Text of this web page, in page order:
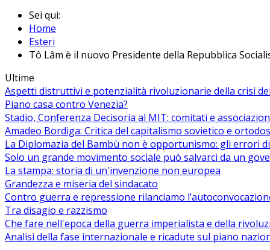
Sei qui:
Home
Esteri
Tô Lâm è il nuovo Presidente della Repubblica
Ultime
Aspetti distruttivi e potenzialità rivoluzionarie della crisi
Piano casa contro Venezia?
Stadio, Conferenza Decisoria al MIT: comitati e
Amadeo Bordiga: Critica del capitalismo sovietico e
La Diplomazia del Bambù non è opportunismo: gli errori
Solo un grande movimento sociale può salvarci da un
La stampa: storia di un'invenzione non europea
Grandezza e miseria del sindacato
Contro guerra e repressione rilanciamo
Tra disagio e razzismo
Che fare nell'epoca della guerra imperialista e della
Analisi della fase internazionale e ricadute sul piano